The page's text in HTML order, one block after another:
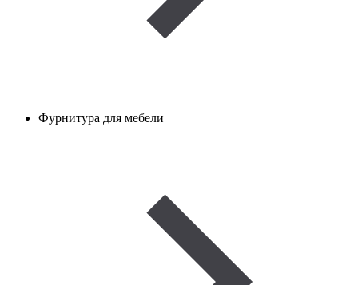
Фурнитура для мебели